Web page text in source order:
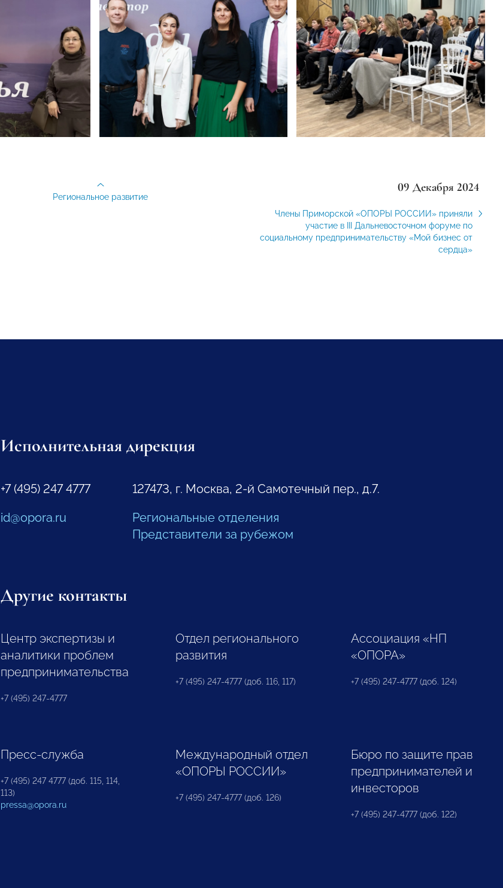
09 Декабря 2024
Члены Приморской «ОПОРЫ РОССИИ» приняли
участие в III Дальневосточном форуме по
социальному предпринимательству «Мой бизнес от
сердца»
Региональное развитие
Исполнительная дирекция
+7 (495) 247 4777
id@opora.ru
127473, г. Москва, 2-й Самотечный пер., д.7.
Региональные отделения
Представители за рубежом
Другие контакты
Центр экспертизы и
аналитики проблем
предпринимательства
+7 (495) 247-4777
Отдел регионального
развития
+7 (495) 247-4777 (доб. 116, 117)
Ассоциация «НП
«ОПОРА»
+7 (495) 247-4777 (доб. 124)
Пресс-служба
+7 (495) 247 4777 (доб. 115, 114,
113)
pressa@opora.ru
Международный отдел
«ОПОРЫ РОССИИ»
+7 (495) 247-4777 (доб. 126)
Бюро по защите прав
предпринимателей и
инвесторов
+7 (495) 247-4777 (доб. 122)